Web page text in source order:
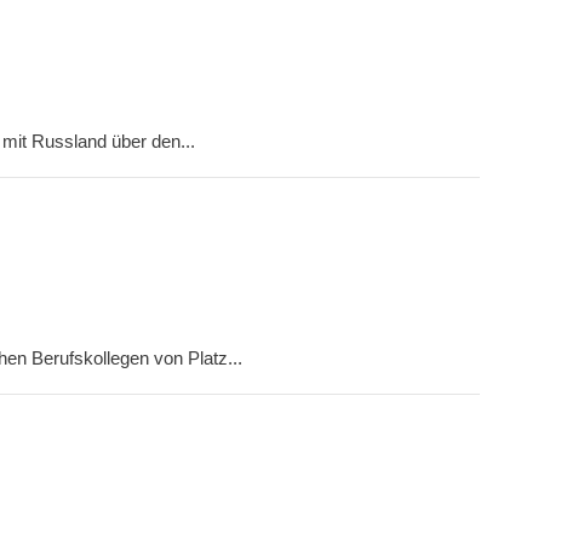
Russland über den...
Berufskollegen von Platz...